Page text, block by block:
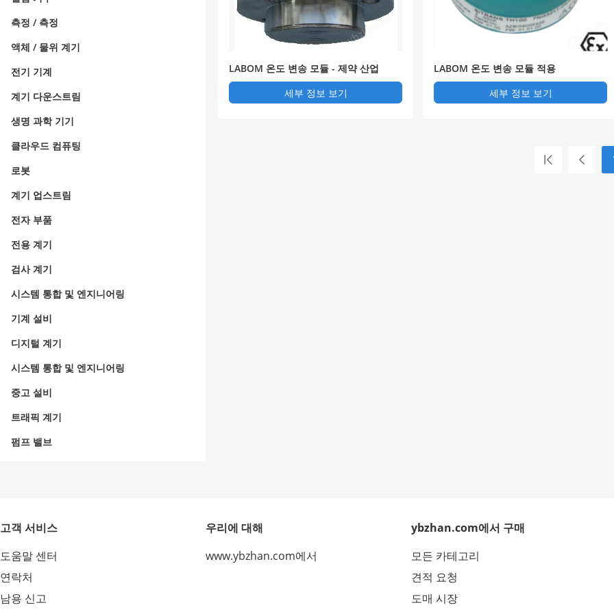
측정 / 측정
액체 / 물위 계기
전기 기계
계기 다운스트림
생명 과학 기기
클라우드 컴퓨팅
로봇
계기 업스트림
전자 부품
전용 계기
검사 계기
시스템 통합 및 엔지니어링
기계 설비
디지털 계기
시스템 통합 및 엔지니어링
중고 설비
트래픽 계기
펌프 밸브
LABOM 온도 변송 모듈 - 제약 산업
세부 정보 보기
LABOM 온도 변송 모듈 적용
세부 정보 보기
고객 서비스
도움말 센터
연락처
남용 신고
우리에 대해
www.ybzhan.com에서
ybzhan.com에서 구매
모든 카테고리
견적 요청
도매 시장